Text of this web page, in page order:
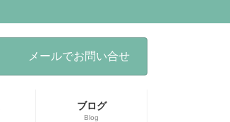
メールでお問い合せ
ブログ
Blog